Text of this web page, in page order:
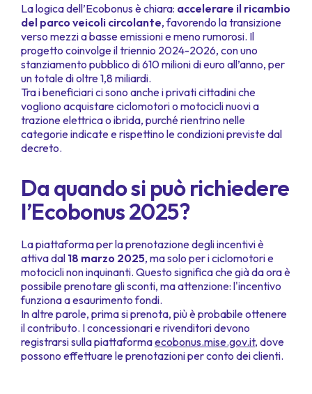
La logica dell’Ecobonus è chiara: accelerare il ricambio
del parco veicoli circolante, favorendo la transizione
verso mezzi a basse emissioni e meno rumorosi. Il
progetto coinvolge il triennio 2024-2026, con uno
stanziamento pubblico di 610 milioni di euro all’anno, per
un totale di oltre 1,8 miliardi.
Tra i beneficiari ci sono anche i privati cittadini che
vogliono acquistare ciclomotori o motocicli nuovi a
trazione elettrica o ibrida, purché rientrino nelle
categorie indicate e rispettino le condizioni previste dal
decreto.
Da quando si può richiedere
l’Ecobonus 2025?
La piattaforma per la prenotazione degli incentivi è
attiva dal 18 marzo 2025, ma solo per i ciclomotori e
motocicli non inquinanti. Questo significa che già da ora è
possibile prenotare gli sconti, ma attenzione: l'incentivo
funziona a esaurimento fondi.
In altre parole, prima si prenota, più è probabile ottenere
il contributo. I concessionari e rivenditori devono
registrarsi sulla piattaformaecobonus.mise.gov.it, dove
possono effettuare le prenotazioni per conto dei clienti.